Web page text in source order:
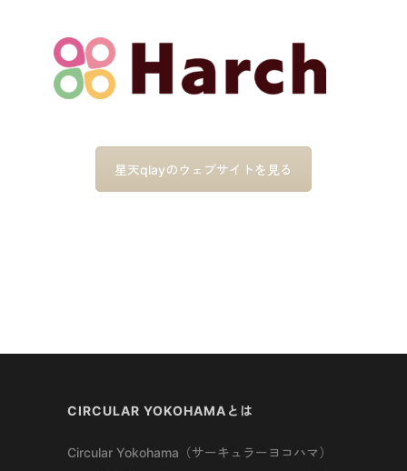
星天qlayのウェブサイトを見る
CIRCULAR YOKOHAMAとは
Circular Yokohama（サーキュラーヨコハマ）